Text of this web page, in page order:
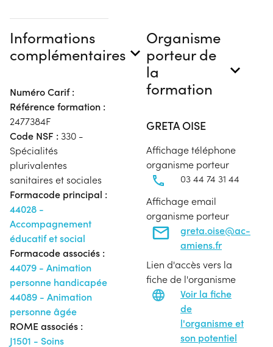
Informations
complémentaires
Numéro Carif :
Référence formation :
2477384F
Code NSF : 330 -
Spécialités
plurivalentes
sanitaires et sociales
Formacode principal :
44028 -
Accompagnement
éducatif et social
Formacode associés :
44079 - Animation
personne handicapée
44089 - Animation
personne âgée
ROME associés :
J1501 - Soins
Organisme
porteur de
la
formation
GRETA OISE
Affichage téléphone
organisme porteur
03 44 74 31 44
Affichage email
organisme porteur
greta.oise@ac-
amiens.fr
Lien d'accès vers la
fiche de l'organisme
Voir la fiche
de
l'organisme et
son potentiel